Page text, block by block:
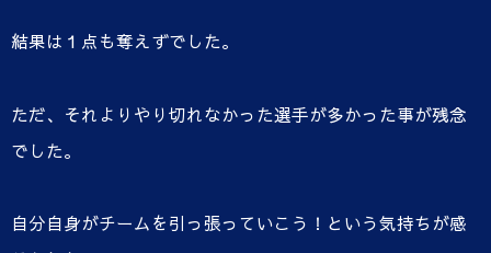
結果は１点も奪えずでした。
ただ、それよりやり切れなかった選手が多かった事が残念
でした。
自分自身がチームを引っ張っていこう！という気持ちが感